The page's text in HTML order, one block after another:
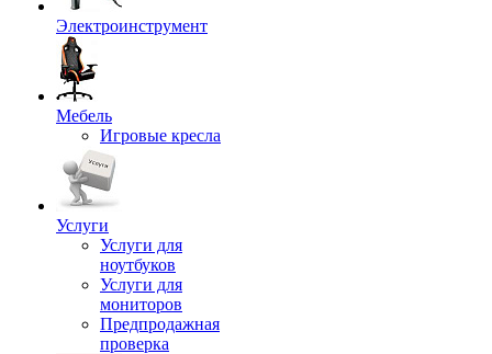
Электроинструмент
Мебель
Игровые кресла
Услуги
Услуги для
ноутбуков
Услуги для
мониторов
Предпродажная
проверка